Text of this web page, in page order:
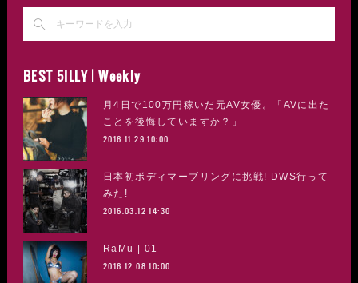
BEST 5ILLY | Weekly
月4日で100万円稼いだ元AV女優。「AVに出た
ことを後悔していますか？」
2016.11.29 10:00
日本初ボディマーブリングに挑戦! DWS行って
みた!
2016.03.12 14:30
RaMu | 01
2016.12.08 10:00